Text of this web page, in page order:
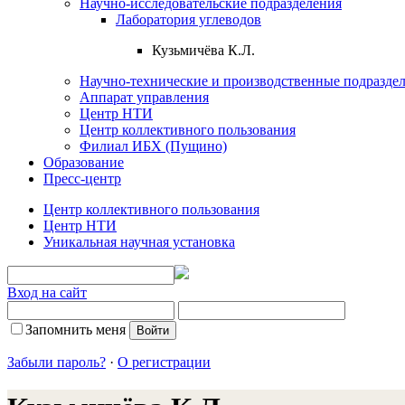
Лаборатория углеводов
Кузьмичёва К.Л.
Научно-технические и производственные
Аппарат управления
Центр НТИ
Центр коллективного пользования
Филиал ИБХ (Пущино)
Образование
Пресс-центр
Центр коллективного пользования
Центр НТИ
Уникальная научная установка
Вход на сайт
Запомнить меня
Забыли пароль? · О регистрации